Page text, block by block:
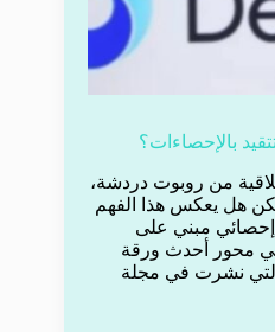
بالإحصاءات؟
من روبوت دردشة،
هل يعكس هذا الفهم
إحصائي مبني على
هي محور أحدث ورقة
التي نشرت في مجلة